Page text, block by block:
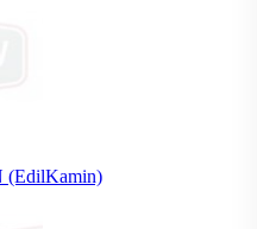
(EdilKamin)